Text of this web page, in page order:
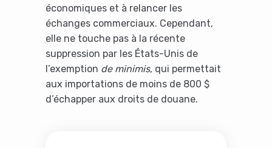
économiques et à relancer les
échanges commerciaux. Cependant,
elle ne touche pas à la récente
suppression par les États-Unis de
l’exemption de minimis, qui permettait
aux importations de moins de 800 $
d’échapper aux droits de douane.